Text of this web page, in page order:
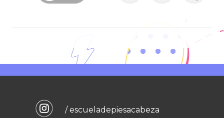
/ escueladepiesacabeza